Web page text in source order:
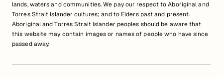
lands, waters and communities. We pay our respect to Aboriginal and
Torres Strait Islander cultures; and to Elders past and present.
Aboriginal and Torres Strait Islander peoples should be aware that
this website may contain images or names of people who have since
passed away.